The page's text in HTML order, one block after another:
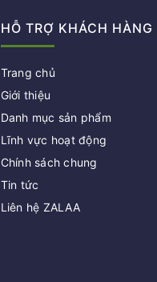
HỖ TRỢ KHÁCH HÀNG
Trang chủ
Giới thiệu
Danh mục sản phẩm
Lĩnh vực hoạt động
Chính sách chung
Tin tức
Liên hệ ZALAA